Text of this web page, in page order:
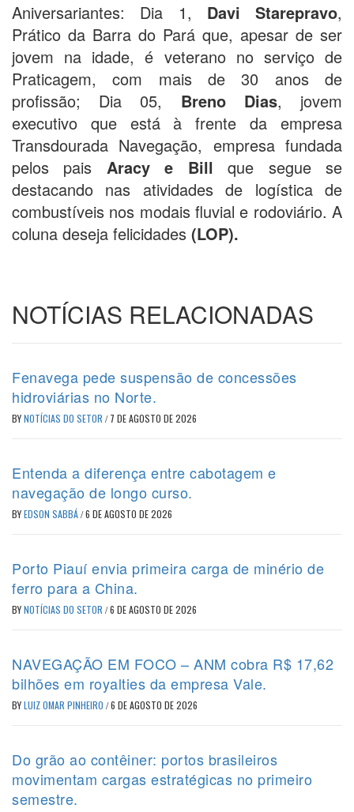
Aniversariantes: Dia 1, Davi Starepravo,
Prático da Barra do Pará que, apesar de ser
jovem na idade, é veterano no serviço de
Praticagem, com mais de 30 anos de
profissão; Dia 05, Breno Dias, jovem
executivo que está à frente da empresa
Transdourada Navegação, empresa fundada
pelos pais Aracy e Bill que segue se
destacando nas atividades de logística de
combustíveis nos modais fluvial e rodoviário. A
coluna deseja felicidades (LOP).
NOTÍCIAS RELACIONADAS
Fenavega pede suspensão de concessões
hidroviárias no Norte.
BYNOTÍCIAS DO SETOR / 7 DE AGOSTO DE 2026
Entenda a diferença entre cabotagem e
navegação de longo curso.
BYEDSON SABBÁ/6 DE AGOSTO DE 2026
Porto Piauí envia primeira carga de minério de
ferro para a China.
BYNOTÍCIAS DO SETOR /6 DE AGOSTO DE 2026
NAVEGAÇÃO EM FOCO – ANM cobra R$ 17,62
bilhões em royalties da empresa Vale.
BYLUIZ OMAR PINHEIRO /6 DE AGOSTO DE 2026
Do grão ao contêiner: portos brasileiros
movimentam cargas estratégicas no primeiro
semestre.